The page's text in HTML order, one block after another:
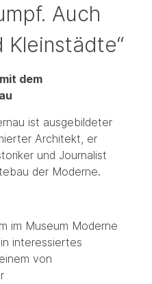
Auch
Kleinstädte“
dem
ist ausgebildeter
Architekt, er
und Journalist
der Moderne.
im Museum Moderne
interessiertes
von